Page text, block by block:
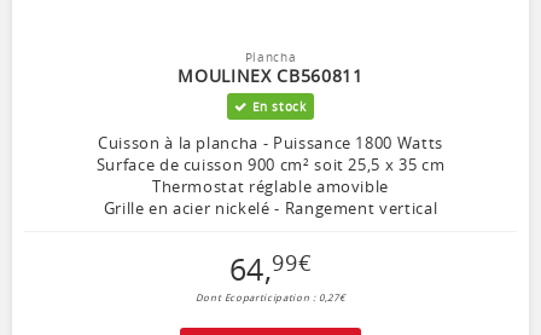
Plancha
MOULINEX CB560811
En stock
Cuisson à la plancha - Puissance 1800 Watts
Surface de cuisson 900 cm² soit 25,5 x 35 cm
Thermostat réglable amovible
Grille en acier nickelé - Rangement vertical
64,99€
Dont Ecoparticipation : 0,27€